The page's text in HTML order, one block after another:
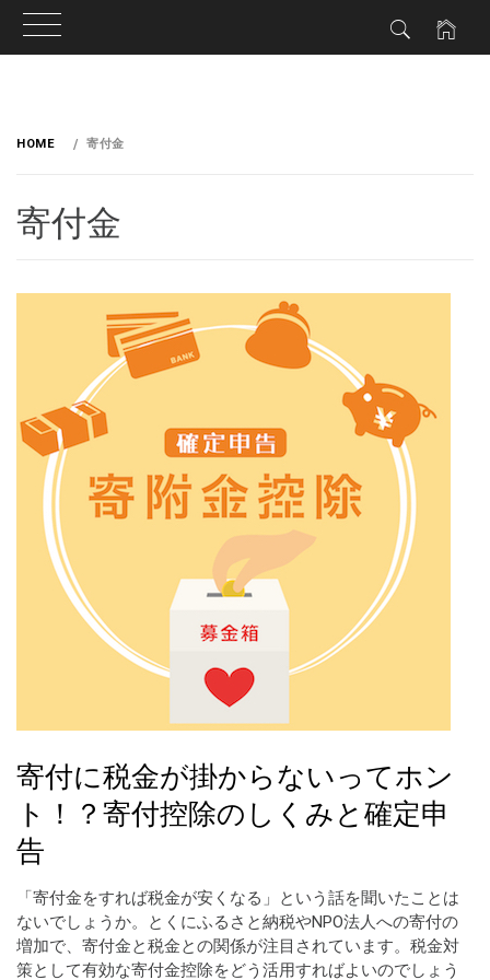
HOME 寄付金
寄付金
寄付に税金が掛からないってホン
ト！？寄付控除のしくみと確定申
告
「寄付金をすれば税金が安くなる」という話を聞いたことは
ないでしょうか。とくにふるさと納税やNPO法人への寄付の
増加で、寄付金と税金との関係が注目されています。税金対
策として有効な寄付金控除をどう活用すればよいのでしょう